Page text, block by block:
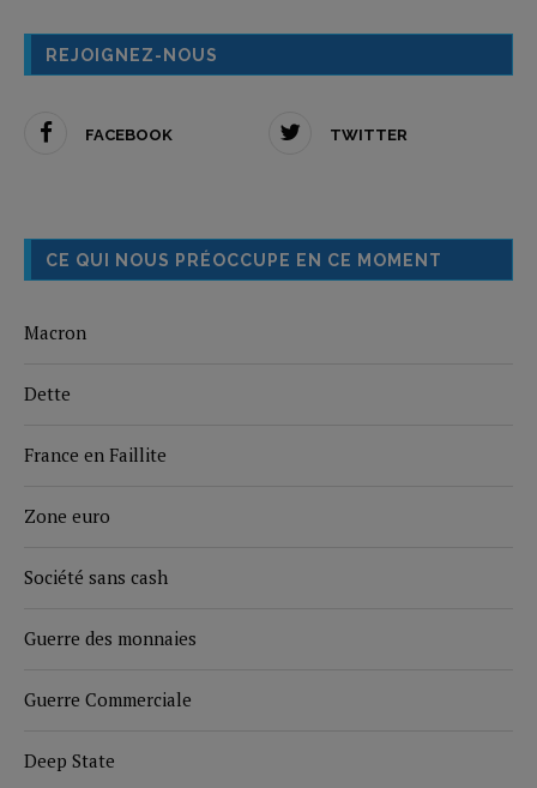
REJOIGNEZ-NOUS
FACEBOOK TWITTER
CE QUI NOUS PRÉOCCUPE EN CE MOMENT
Macron
Dette
France en Faillite
Zone euro
Société sans cash
Guerre des monnaies
Guerre Commerciale
Deep State